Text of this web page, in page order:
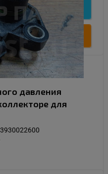
давления
для
3930022600